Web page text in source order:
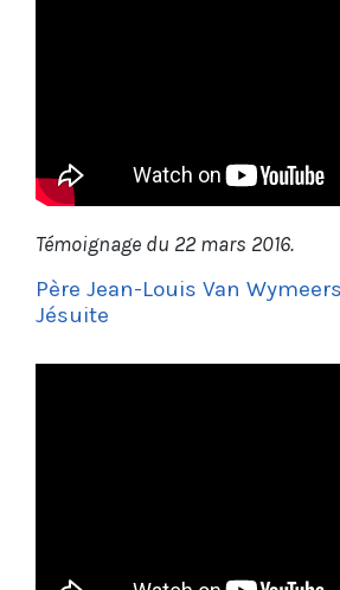
Témoignage du 22 mars 2016.
Père Jean-Louis Van
Jésuite